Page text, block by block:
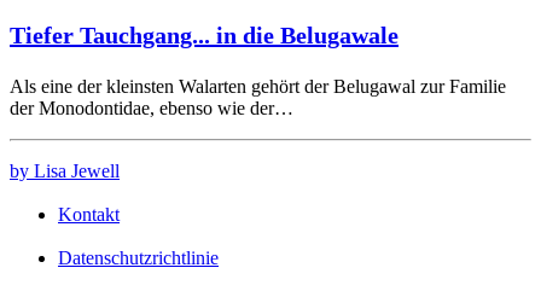
Tiefer Tauchgang... in die Belugawale
Als eine der kleinsten Walarten gehört der Belugawal zur Familie
der Monodontidae, ebenso wie der…
by Lisa Jewell
Kontakt
Datenschutzrichtlinie